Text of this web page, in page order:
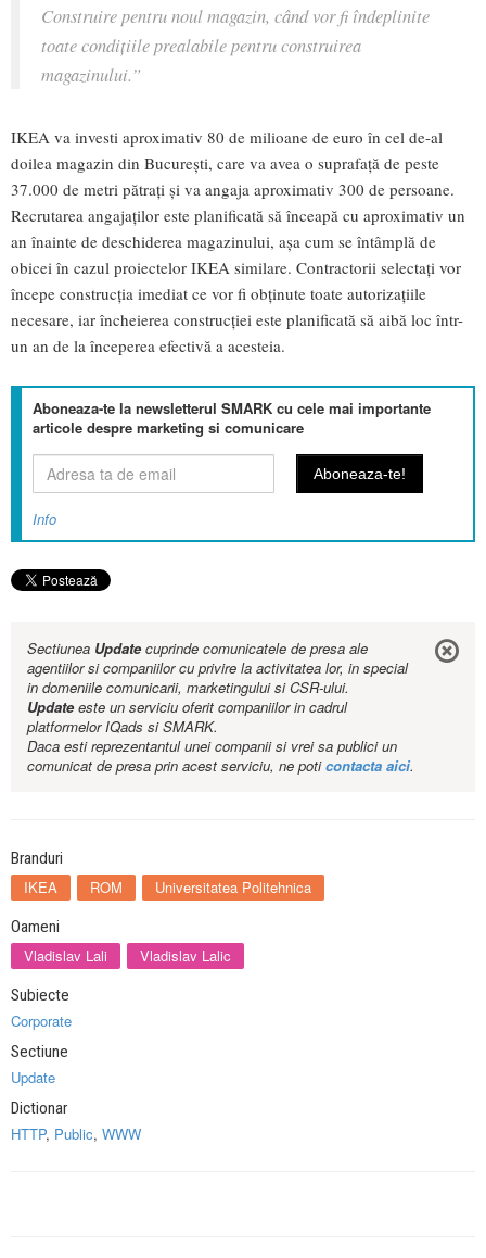
Construire pentru noul magazin, când vor fi îndeplinite
toate condițiile prealabile pentru construirea
magazinului.”
IKEA va investi aproximativ 80 de milioane de euro în cel de-al
doilea magazin din București, care va avea o suprafață de peste
37.000 de metri pătrați și va angaja aproximativ 300 de persoane.
Recrutarea angajaților este planificată să înceapă cu aproximativ un
an înainte de deschiderea magazinului, așa cum se întâmplă de
obicei în cazul proiectelor IKEA similare. Contractorii selectați vor
începe construcția imediat ce vor fi obținute toate autorizațiile
necesare, iar încheierea construcției este planificată să aibă loc într-
un an de la începerea efectivă a acesteia.
Aboneaza-te la newsletterul SMARK cu cele mai importante
articole despre marketing si comunicare
Info
Sectiunea Updatecuprinde comunicatele de presa ale
agentiilor si companiilor cu privire la activitatea lor, in special
in domeniile comunicarii, marketingului si CSR-ului.
Updateeste un serviciu oferit companiilor in cadrul
platformelor IQads si SMARK.
Daca esti reprezentantul unei companii si vrei sa publici un
comunicat de presa prin acest serviciu, ne poticontacta aici.
Branduri
IKEA ROM Universitatea Politehnica
Oameni
Vladislav Lali Vladislav Lalic
Subiecte
Corporate
Sectiune
Update
Dictionar
HTTP, Public, WWW